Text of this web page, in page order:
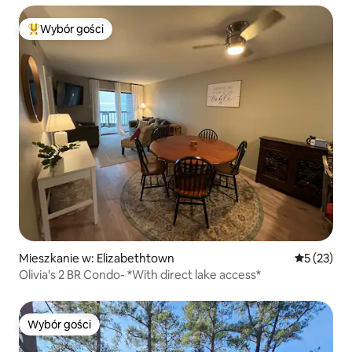
Najpopularniejsze z kategorii Wybór gości
Wybór gości
Mieszkanie w: Elizabethtown Średnia
5 (23)
Olivia's 2 BR Condo- *With direct lake access*
Wybór gości
Wybór gości